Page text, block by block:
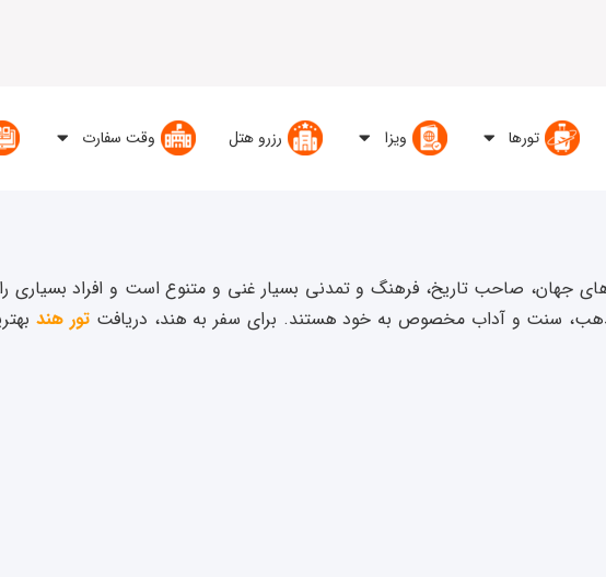
تورها ویزا رزرو هتل وقت سفارت
جهان، صاحب تاریخ، فرهنگ و تمدنی بسیار غنی و متنوع است و افراد بسیاری
تور هند